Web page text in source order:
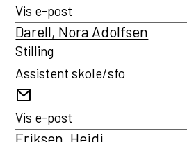
post
Vis e-post
Darell, Nora Adolfsen
Stilling
Assistent skole/sfo
post
Vis e-post
Eriksen, Heidi